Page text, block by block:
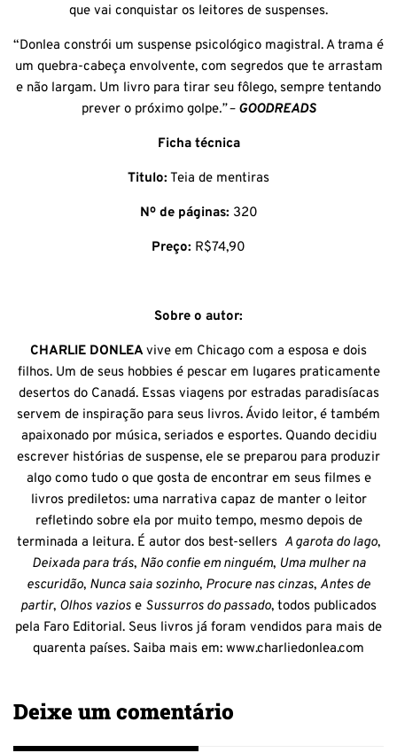
que vai conquistar os leitores de suspenses.
“Donlea constrói um suspense psicológico magistral. A trama é
um quebra-cabeça envolvente, com segredos que te arrastam
e não largam. Um livro para tirar seu fôlego, sempre tentando
prever o próximo golpe.” – GOODREADS
Ficha técnica
Titulo: Teia de mentiras
Nº de páginas: 320
Preço: R$74,90
Sobre o autor:
CHARLIE DONLEAvive em Chicago com a esposa e dois
filhos. Um de seus hobbies é pescar em lugares praticamente
desertos do Canadá. Essas viagens por estradas paradisíacas
servem de inspiração para seus livros. Ávido leitor, é também
apaixonado por música, seriados e esportes. Quando decidiu
escrever histórias de suspense, ele se preparou para produzir
algo como tudo o que gosta de encontrar em seus filmes e
livros prediletos: uma narrativa capaz de manter o leitor
refletindo sobre ela por muito tempo, mesmo depois de
terminada a leitura. É autor dos best-sellers A garota do lago,
Deixada para trás, Não confie em ninguém, Uma mulher na
escuridão, Nunca saia sozinho, Procure nas cinzas, Antes de
partir, Olhos vazios e Sussurros do passado, todos publicados
pela Faro Editorial. Seus livros já foram vendidos para mais de
quarenta países. Saiba mais em: www.charliedonlea.com
Deixe um comentário